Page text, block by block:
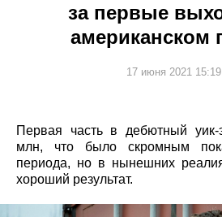
за первые
американском
17 июня 2021 15:19
Первая часть в дебютный уик-
млн, что было скромным
периода, но в нынешних
хороший результат.